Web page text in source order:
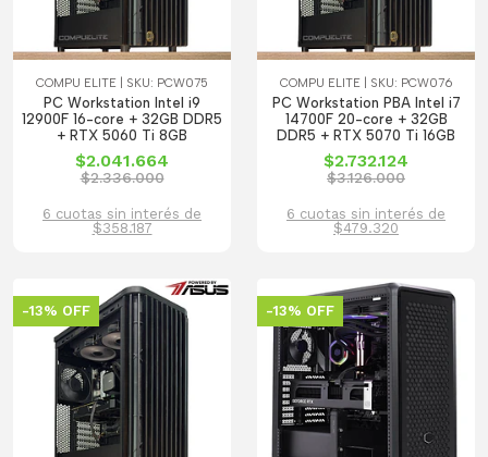
COMPU ELITE | SKU: PCW075
PC Workstation Intel i9
12900F 16-core + 32GB DDR5
+ RTX 5060 Ti 8GB
$2.041.664
$2.336.000
6 cuotas sin interés de
$358.187
COMPU ELITE | SKU: PCW076
PC Workstation PBA Intel i7
14700F 20-core + 32GB
DDR5 + RTX 5070 Ti 16GB
$2.732.124
$3.126.000
6 cuotas sin interés de
$479.320
-13% OFF -13% OFF